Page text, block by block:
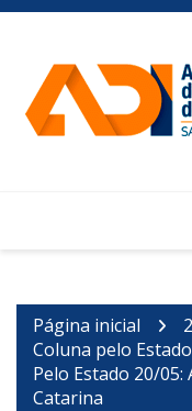
Ir
conteúdo
Página inicial
Coluna pelo Estado
Pelo Estado 20/
Catarina